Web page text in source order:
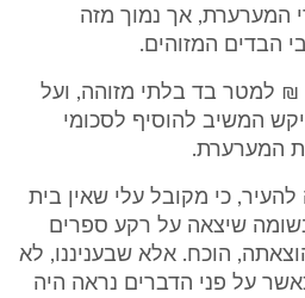
המערערת, אך נמוך מזה
הבדים המזוהים.
מחיר זה, יעמוד על 10.5 ₪ למטר בד בלתי מזוהה, ועל
המשיב להוסיף לסכומי
המערערת.
כי מקובל עלי שאין בית
שיצאה על רקע ספרים
הוכח. אלא שבעניננו, לא
על פני הדברים נראה היה